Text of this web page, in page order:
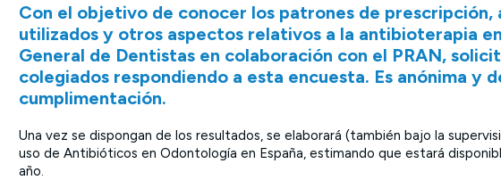
Con el objetivo de conocer los patrones de
utilizados y otros aspectos relativos a la antibioterapia
General de Dentistas en colaboración con el PRAN,
colegiados respondiendo a esta encuesta. Es anónima y
cumplimentación.
Una vez se dispongan de los resultados, se elaborará (también bajo la
uso de Antibióticos en Odontología en España, estimando que estará
año.